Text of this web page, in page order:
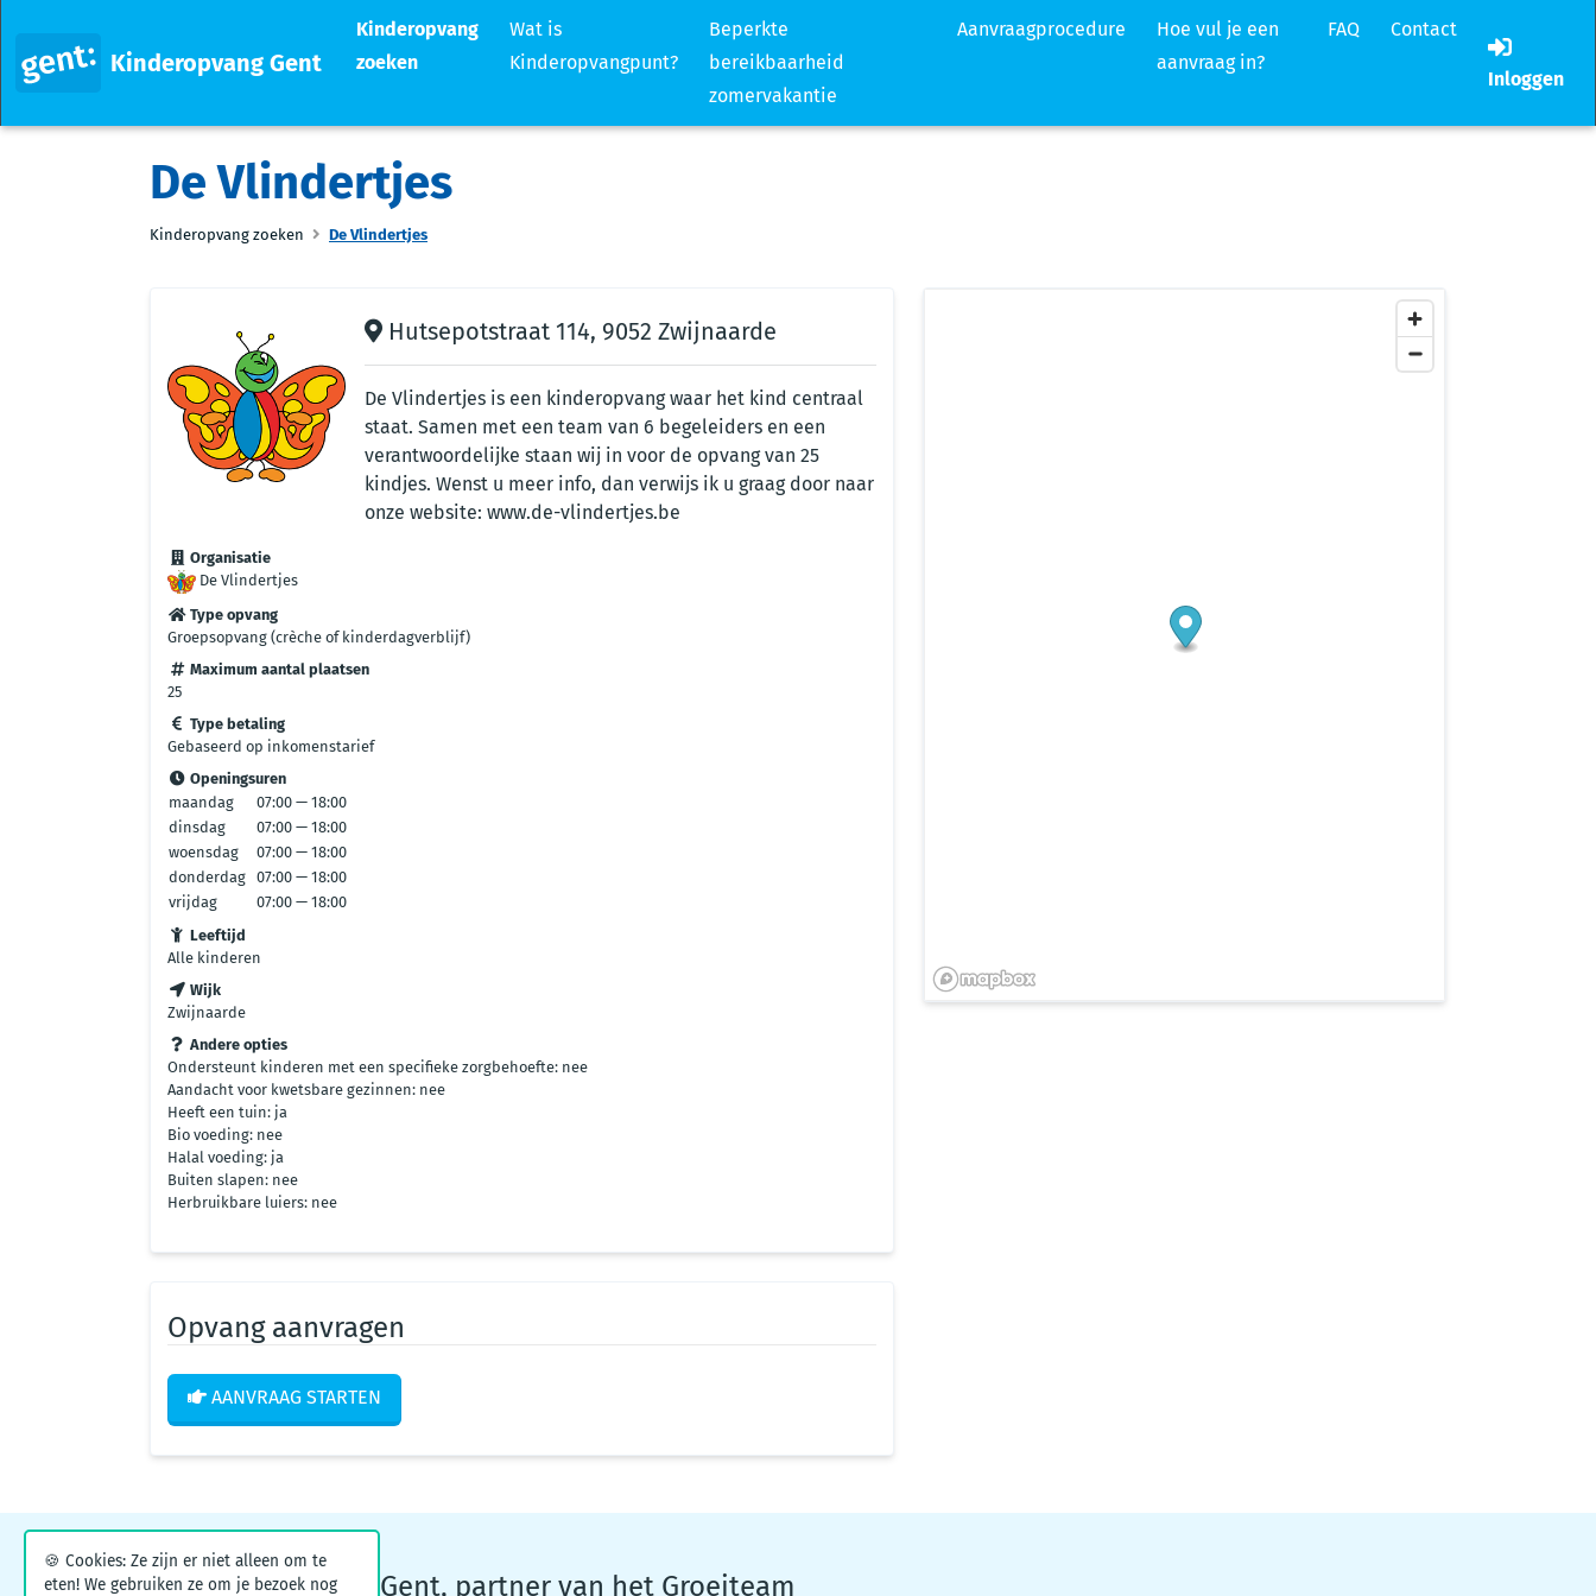
Kinderopvang Gent
Kinderopvang
zoeken
Wat is
Kinderopvangpunt?
Beperkte
bereikbaarheid
zomervakantie
Aanvraagprocedure
Hoe vul je een
aanvraag in?
FAQ Contact
Inloggen
De Vlindertjes
Kinderopvang zoeken De Vlindertjes
Hutsepotstraat 114, 9052 Zwijnaarde
De Vlindertjes is een kinderopvang waar het kind centraal
staat. Samen met een team van 6 begeleiders en een
verantwoordelijke staan wij in voor de opvang van 25
kindjes. Wenst u meer info, dan verwijs ik u graag door naar
onze website: www.de-vlindertjes.be
Organisatie
De Vlindertjes
Type opvang
Groepsopvang (crèche of kinderdagverblijf)
Maximum aantal plaatsen
25
Type betaling
Gebaseerd op inkomenstarief
Openingsuren
maandag
07:00 — 18:00
dinsdag
07:00 — 18:00
woensdag
07:00 — 18:00
donderdag 07:00 — 18:00
vrijdag
07:00 — 18:00
Leeftijd
Alle kinderen
Wijk
Zwijnaarde
Andere opties
Ondersteunt kinderen met een specifieke zorgbehoefte: nee
Aandacht voor kwetsbare gezinnen: nee
Heeft een tuin: ja
Bio voeding: nee
Halal voeding: ja
Buiten slapen: nee
Herbruikbare luiers: nee
Opvang aanvragen
AANVRAAG STARTEN
Kinderopvangpunt Gent, partner van het Groeiteam
🍪 Cookies: Ze zijn er niet alleen om te
eten! We gebruiken ze om je bezoek nog